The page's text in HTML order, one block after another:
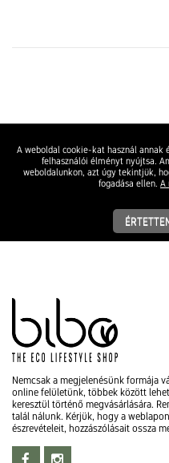
A weboldal cookie-kat használ annak
felhasználói élményt nyújtsa.
weboldalunkon, azt úgy tekintjük,
fogadása ellen. A
Nemcsak a megjelenésünk formája
online felületünk, többek között
keresztül történő megvásárlására.
talál nálunk. Kérjük, hogy a
észrevételeit, hozzászólásait ossza